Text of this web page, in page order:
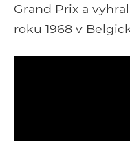
Grand Prix a
roku 1968 v